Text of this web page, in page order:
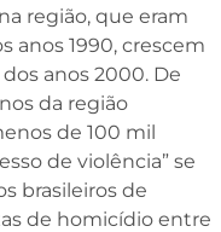
região, que eram
anos 1990, crescem
anos 2000. De
da região
de 100 mil
de violência” se
brasileiros de
de homicídio entre